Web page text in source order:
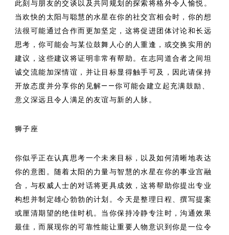
此刻与朋友的交谈以及共同规划的探索将格外令人愉悦。
当欢快的太阳与聪慧的水星在你的社交宫相会时，你的想
法很可能通过合作而更加坚定，这将促进团体讨论和长远
思考，你可能会与某位鼓舞人心的人重逢，或交换实用的
建议，这些建议将证明非常有帮助。在志同道合者之间坦
诚交流能加深情谊，并让目标显得触手可及，因此请保持
开放态度并分享你的见解——你可能会建立起充满鼓励、
意义深远且令人满足的友谊与新的人脉。
狮子座
你似乎正在认真思考一个未来目标，以及如何清晰地表达
你的意图。随着太阳的力量与智慧的水星在你的事业宫融
合，与权威人士的对话将更具成效，这将帮助你提出专业
构想并制定雄心勃勃的计划。今天是整理日程、撰写提案
或厘清期望的绝佳时机。当你保持冷静专注时，沟通效果
最佳，而展现你的可靠性能让重要人物意识到你是一位令